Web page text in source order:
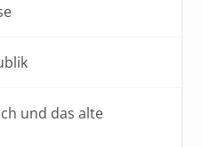
und das alte